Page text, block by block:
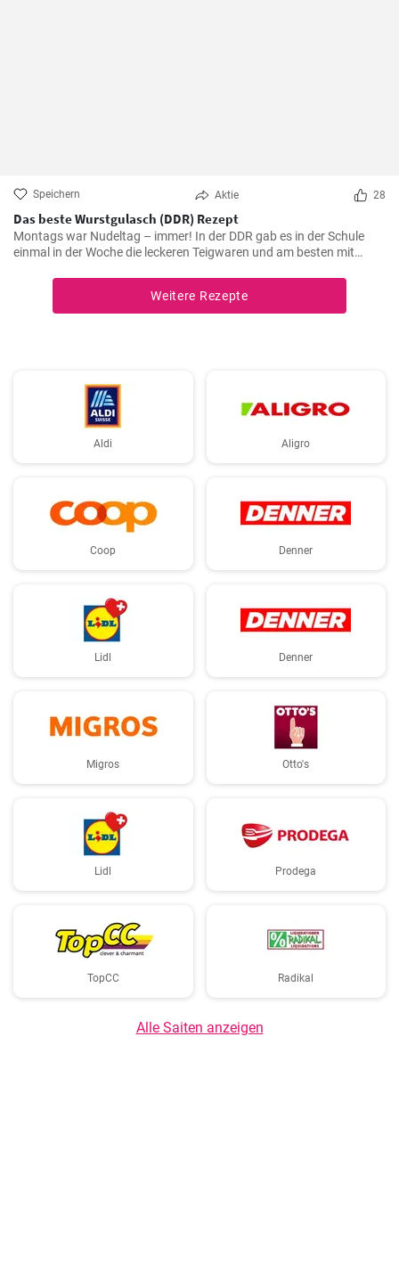
Speichern Aktie 28
Das beste Wurstgulasch (DDR) Rezept
Montags war Nudeltag – immer! In der DDR gab es in der Schule
einmal in der Woche die leckeren Teigwaren und am besten mit
sättigend und lecker auch als Familienessen - ausprobieren lohnt .
Weitere Rezepte
Aldi Aligro
Coop Denner
Lidl Denner
Migros Otto's
Lidl Prodega
TopCC Radikal
Alle Saiten anzeigen